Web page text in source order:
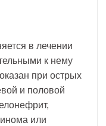
в лечении
к нему
при острых
и половой
или